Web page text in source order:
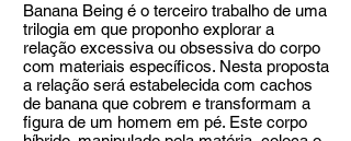
Banana Being é o terceiro trabalho de uma
trilogia em que proponho explorar a
relação excessiva ou obsessiva do corpo
com materiais específicos. Nesta proposta
a relação será estabelecida com cachos
de banana que cobrem e transformam a
figura de um homem em pé. Este corpo